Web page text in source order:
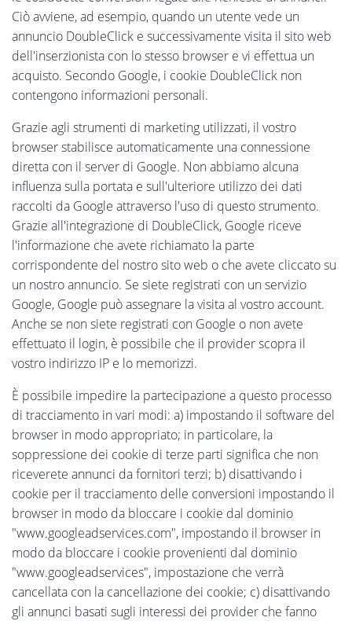
Ciò avviene, ad esempio, quando un utente vede un
annuncio DoubleClick e successivamente visita il sito web
dell'inserzionista con lo stesso browser e vi effettua un
acquisto. Secondo Google, i cookie DoubleClick non
contengono informazioni personali.
Grazie agli strumenti di marketing utilizzati, il vostro
browser stabilisce automaticamente una connessione
diretta con il server di Google. Non abbiamo alcuna
influenza sulla portata e sull'ulteriore utilizzo dei dati
raccolti da Google attraverso l'uso di questo strumento.
Grazie all'integrazione di DoubleClick, Google riceve
l'informazione che avete richiamato la parte
corrispondente del nostro sito web o che avete cliccato su
un nostro annuncio. Se siete registrati con un servizio
Google, Google può assegnare la visita al vostro account.
Anche se non siete registrati con Google o non avete
effettuato il login, è possibile che il provider scopra il
vostro indirizzo IP e lo memorizzi.
È possibile impedire la partecipazione a questo processo
di tracciamento in vari modi: a) impostando il software del
browser in modo appropriato; in particolare, la
soppressione dei cookie di terze parti significa che non
riceverete annunci da fornitori terzi; b) disattivando i
cookie per il tracciamento delle conversioni impostando il
browser in modo da bloccare i cookie dal dominio
"www.googleadservices.com", impostando il browser in
modo da bloccare i cookie provenienti dal dominio
"www.googleadservices", impostazione che verrà
cancellata con la cancellazione dei cookie; c) disattivando
gli annunci basati sugli interessi dei provider che fanno